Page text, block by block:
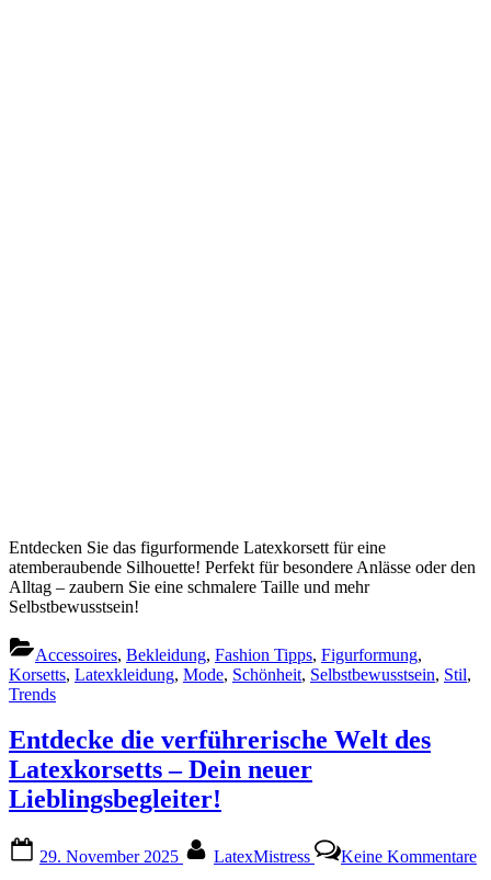
Entdecken Sie das figurformende Latexkorsett für eine
atemberaubende Silhouette! Perfekt für besondere Anlässe oder den
Alltag – zaubern Sie eine schmalere Taille und mehr
Selbstbewusstsein!
Accessoires, Bekleidung, Fashion Tipps, Figurformung,
Korsetts, Latexkleidung, Mode, Schönheit, Selbstbewusstsein, Stil,
Trends
Entdecke die verführerische Welt des
Latexkorsetts – Dein neuer
Lieblingsbegleiter!
on
29. November 2025 LatexMistress Keine Kommentare